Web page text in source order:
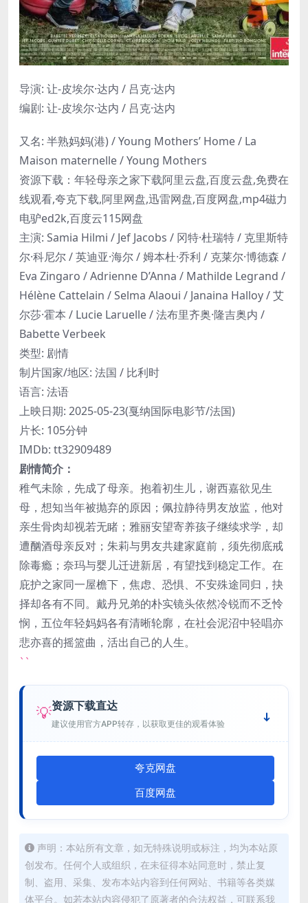
导演: 让-皮埃尔·达内 / 吕克·达内
编剧: 让-皮埃尔·达内 / 吕克·达内
又名: 半熟妈妈(港) / Young Mothers’ Home / La
Maison maternelle / Young Mothers
资源下载：年轻母亲之家下载阿里云盘,百度云盘,免费在
线观看,夸克下载,阿里网盘,迅雷网盘,百度网盘,mp4磁力
电驴ed2k,百度云115网盘
主演: Samia Hilmi / Jef Jacobs / 冈特·杜瑞特 / 克里斯特
尔·科尼尔 / 英迪亚·海尔 / 姆本杜·乔利 / 克莱尔·博德森 /
Eva Zingaro / Adrienne D’Anna / Mathilde Legrand /
Hélène Cattelain / Selma Alaoui / Janaina Halloy / 艾
尔莎·霍本 / Lucie Laruelle / 法布里齐奥·隆吉奥内 /
Babette Verbeek
类型: 剧情
制片国家/地区: 法国 / 比利时
语言: 法语
上映日期: 2025-05-23(戛纳国际电影节/法国)
片长: 105分钟
IMDb: tt32909489
剧情简介：
稚气未除，先成了母亲。抱着初生儿，谢西嘉欲见生
母，想知当年被抛弃的原因；佩拉静待男友放监，他对
亲生骨肉却视若无睹；雅丽安望寄养孩子继续求学，却
遭酗酒母亲反对；朱莉与男友共建家庭前，须先彻底戒
除毒瘾；奈玛与婴儿迁进新居，有望找到稳定工作。在
庇护之家同一屋檐下，焦虑、恐惧、不安殊途同归，抉
择却各有不同。戴丹兄弟的朴实镜头依然冷锐而不乏怜
悯，五位年轻妈妈各有清晰轮廓，在社会泥沼中轻唱亦
悲亦喜的摇篮曲，活出自己的人生。
``
💡资源下载直达
建议使用官方APP转存，以获取更佳的观看体验
夸克网盘
百度网盘
声明：本站所有文章，如无特殊说明或标注，均为本站原
创发布。任何个人或组织，在未征得本站同意时，禁止复
制、盗用、采集、发布本站内容到任何网站、书籍等各类媒
体平台。如若本站内容侵犯了原著者的合法权益，可联系我